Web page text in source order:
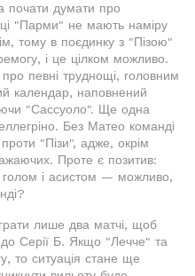
почати думати про
"Парми" не мають наміру
тому в поєдинку з "Пізою"
і це цілком можливо.
певні труднощі, головним
календар, наповнений
"Сассуоло". Ще одна
Без Матео команді
"Пізи", адже, окрім
Проте є позитив:
голом і асистом — можливо,
лише два матчі, щоб
до Серії Б. Якщо "Лечче" та
то ситуація стане ще